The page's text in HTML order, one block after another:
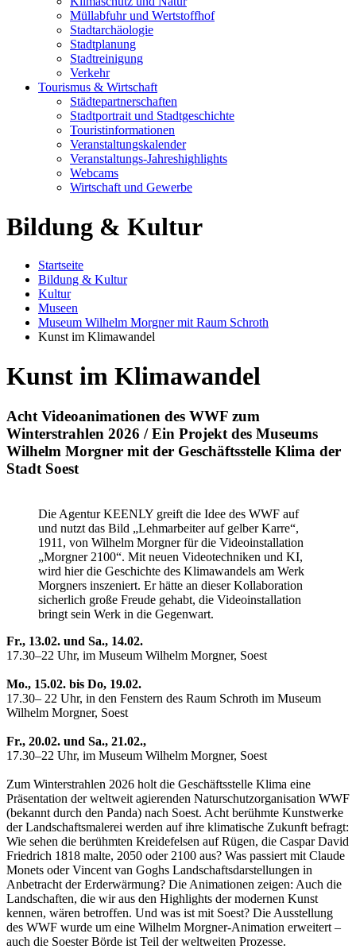
Müllabfuhr und Wertstoffhof
Stadtarchäologie
Stadtplanung
Stadtreinigung
Verkehr
Tourismus & Wirtschaft
Städtepartnerschaften
Stadtportrait und Stadtgeschichte
Touristinformationen
Veranstaltungskalender
Veranstaltungs-Jahreshighlights
Webcams
Wirtschaft und Gewerbe
Bildung & Kultur
Startseite
Bildung & Kultur
Kultur
Museen
Museum Wilhelm Morgner mit Raum Schroth
Kunst im Klimawandel
Kunst im Klimawandel
Acht Videoanimationen des WWF zum
Winterstrahlen 2026 / Ein Projekt des Museums
Wilhelm Morgner mit der Geschäftsstelle Klima der
Stadt Soest
Die Agentur KEENLY greift die Idee des WWF auf
und nutzt das Bild „Lehmarbeiter auf gelber Karre“,
1911, von Wilhelm Morgner für die Videoinstallation
„Morgner 2100“. Mit neuen Videotechniken und KI,
wird hier die Geschichte des Klimawandels am Werk
Morgners inszeniert. Er hätte an dieser Kollaboration
sicherlich große Freude gehabt, die Videoinstallation
bringt sein Werk in die Gegenwart.
Fr., 13.02. und Sa., 14.02.
17.30–22 Uhr, im Museum Wilhelm Morgner, Soest
Mo., 15.02. bis Do, 19.02.
17.30– 22 Uhr, in den Fenstern des Raum Schroth im Museum
Wilhelm Morgner, Soest
Fr., 20.02. und Sa., 21.02.,
17.30–22 Uhr, im Museum Wilhelm Morgner, Soest
Zum Winterstrahlen 2026 holt die Geschäftsstelle Klima eine
Präsentation der weltweit agierenden Naturschutzorganisation WWF
(bekannt durch den Panda) nach Soest. Acht berühmte Kunstwerke
der Landschaftsmalerei werden auf ihre klimatische Zukunft befragt:
Wie sehen die berühmten Kreidefelsen auf Rügen, die Caspar David
Friedrich 1818 malte, 2050 oder 2100 aus? Was passiert mit Claude
Monets oder Vincent van Goghs Landschaftsdarstellungen in
Anbetracht der Erderwärmung? Die Animationen zeigen: Auch die
Landschaften, die wir aus den Highlights der modernen Kunst
kennen, wären betroffen. Und was ist mit Soest? Die Ausstellung
des WWF wurde um eine Wilhelm Morgner-Animation erweitert –
auch die Soester Börde ist Teil der weltweiten Prozesse.